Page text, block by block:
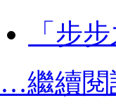
「步
…繼續閱